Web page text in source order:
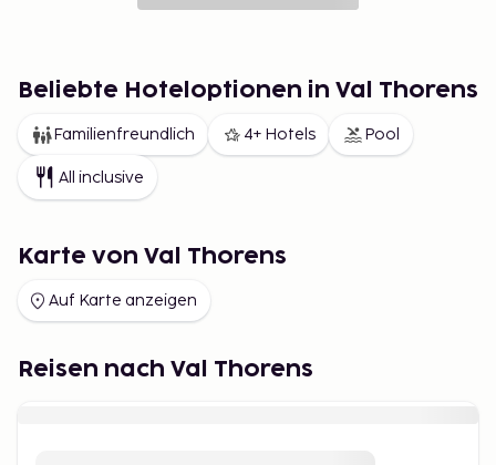
Beliebte Hoteloptionen in Val Thorens
Familienfreundlich 4+ Hotels Pool
All inclusive
Karte von Val Thorens
Auf Karte anzeigen
Reisen nach Val Thorens